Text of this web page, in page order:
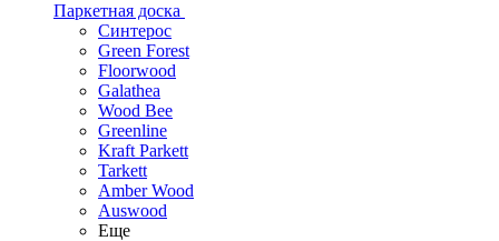
Паркетная доска
Синтерос
Green Forest
Floorwood
Galathea
Wood Bee
Greenline
Kraft Parkett
Tarkett
Amber Wood
Auswood
Еще